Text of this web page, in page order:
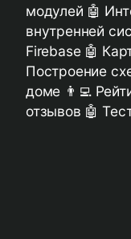
модулей 🤖
внутренней
Firebase 🤖
Построение
доме 👨‍💻
отзывов 🤖